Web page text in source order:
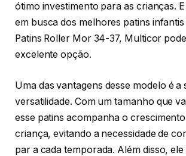
ótimo investimento para as crianças.
em busca dos melhores patins
Patins Roller Mor 34-37, Multicor
excelente opção.
Uma das vantagens desse modelo é a
versatilidade. Com um tamanho que
esse patins acompanha o
criança, evitando a necessidade de
par a cada temporada. Além disso,